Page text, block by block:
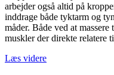
arbejder også altid på
inddrage både tyktarm og
måder. Både ved at
muskler der direkte relatere
Læs videre